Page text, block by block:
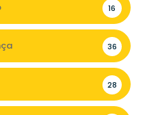
16
36
28